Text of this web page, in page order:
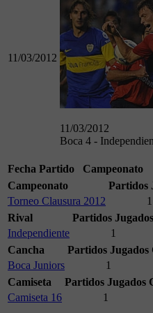
11/03/2012
11/03/2012
Boca 4 -
Fecha Partido
Campeonato
Campeonato
Partidos
Torneo Clausura 2012
1
Rival
Partidos Jugados
Independiente
1
Cancha
Partidos Jugados
Boca Juniors
1
Camiseta
Partidos Jugados
Camiseta 16
1